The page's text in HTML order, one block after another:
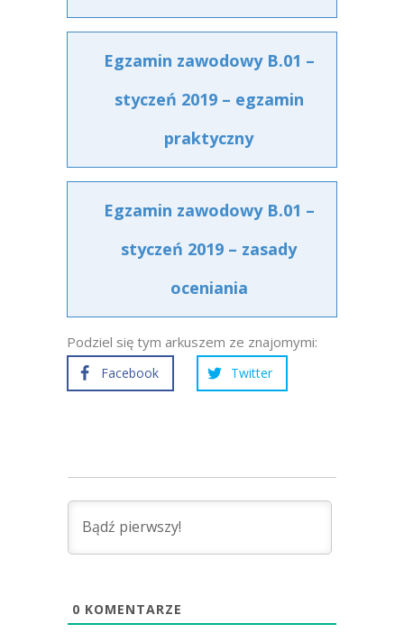
Egzamin zawodowy B.01 –
styczeń 2019 – egzamin
praktyczny
Egzamin zawodowy B.01 –
styczeń 2019 – zasady
oceniania
Podziel się tym arkuszem ze znajomymi:
Facebook Twitter
0 KOMENTARZE